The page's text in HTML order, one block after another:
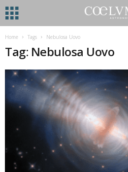
Home Tags Nebulosa Uovo
Tag: Nebulosa Uovo